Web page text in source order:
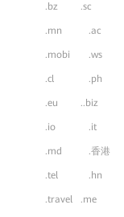
.bz .sc
.mn .ac
.mobi .ws
.cl .ph
.eu ..biz
.io .it
.md .香港
.tel .hn
.travel .me